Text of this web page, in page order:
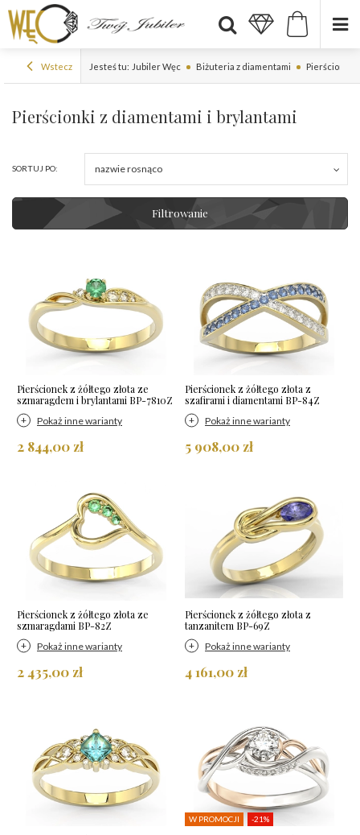
Wstecz Jesteś tu: Jubiler Węc Biżuteria z diamentami Pierścionki
Pierścionki z diamentami i brylantami
SORTUJ PO: nazwie rosnąco
Filtrowanie
Pierścionek z żółtego złota ze
szmaragdem i brylantami BP-7810Z
Pokaż inne warianty
2 844,00 zł
Pierścionek z żółtego złota z
szafirami i diamentami BP-84Z
Pokaż inne warianty
5 908,00 zł
Pierścionek z żółtego złota ze
szmaragdami BP-82Z
Pokaż inne warianty
2 435,00 zł
Pierścionek z żółtego złota z
tanzanitem BP-69Z
Pokaż inne warianty
4 161,00 zł
W PROMOCJI -21%